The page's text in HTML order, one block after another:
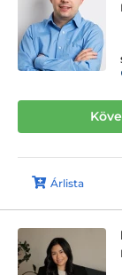
Árlista